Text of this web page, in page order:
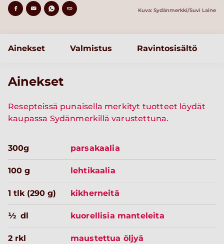
Kuva: Sydänmerkki/Suvi Laine
Ainekset Valmistus Ravintosisältö
Ainekset
Resepteissä punaisella merkityt tuotteet löydät
kaupassa Sydänmerkillä varustettuna.
300g parsakaalia
100 g lehtikaalia
1 tlk (290 g) kikherneitä
½ dl kuorellisia manteleita
2 rkl maustettua öljyä